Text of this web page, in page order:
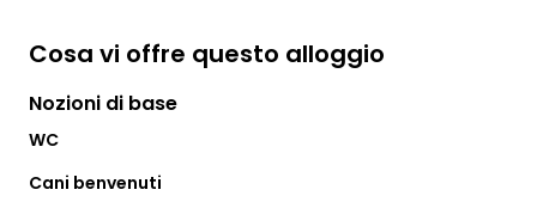
Cosa vi offre questo alloggio
Nozioni di base
WC
Cani benvenuti